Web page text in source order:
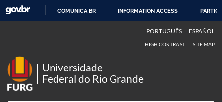
COMUNICA BR INFORMATION ACCESS
PORTUGUÊS ESPAÑOL
HIGH CONTRAST SITE MAP
Universidade
Federal do Rio Grande